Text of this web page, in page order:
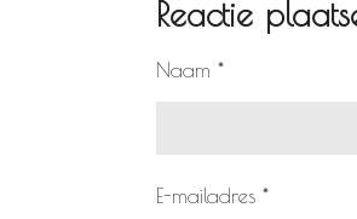
Reactie
Naam *
E-mailadres *